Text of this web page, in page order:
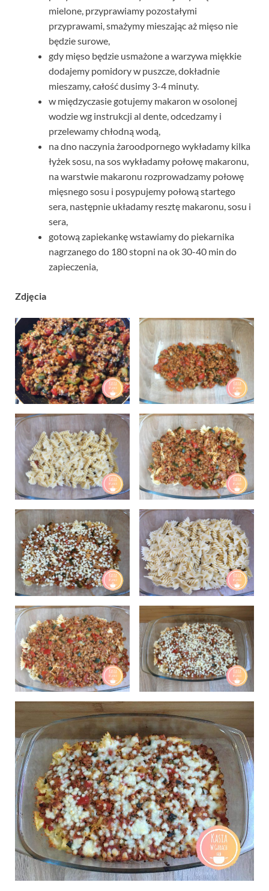
mielone, przyprawiamy pozostałymi
przyprawami, smażymy mieszając aż mięso nie
będzie surowe,
gdy mięso będzie usmażone a warzywa miękkie
dodajemy pomidory w puszcze, dokładnie
mieszamy, całość dusimy 3-4 minuty.
w międzyczasie gotujemy makaron w osolonej
wodzie wg instrukcji al dente, odcedzamy i
przelewamy chłodną wodą,
na dno naczynia żaroodpornego wykładamy kilka
łyżek sosu, na sos wykładamy połowę makaronu,
na warstwie makaronu rozprowadzamy połowę
mięsnego sosu i posypujemy połową startego
sera, następnie układamy resztę makaronu, sosu i
sera,
gotową zapiekankę wstawiamy do piekarnika
nagrzanego do 180 stopni na ok 30-40 min do
zapieczenia,
Zdjęcia